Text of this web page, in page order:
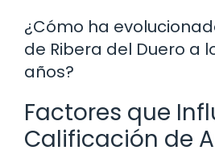
¿Cómo ha
de Ribera del Duero a
años?
Factores que
Calificación de